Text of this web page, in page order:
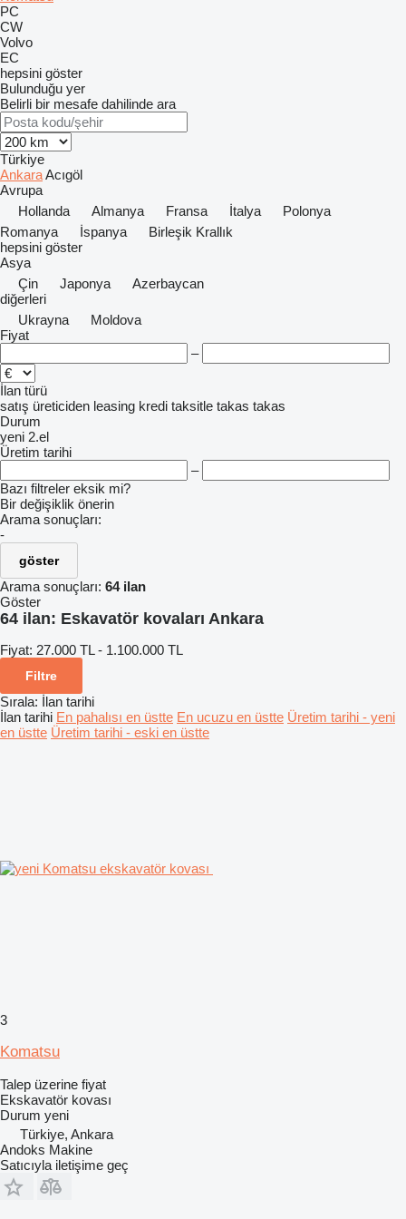
PC
CW
Volvo
EC
hepsini göster
Bulunduğu yer
Belirli bir mesafe dahilinde ara
Türkiye
AnkaraAcıgöl
Avrupa
Hollanda
Almanya Fransa İtalya
Polonya
Romanya
İspanya
Birleşik Krallık
hepsini göster
Asya
Çin
Japonya
Azerbaycan
diğerleri
Ukrayna
Moldova
Fiyat
–
İlan türü
satış üreticiden leasing kredi taksitle takas takas
Durum
yeni 2.el
Üretim tarihi
–
Bazı filtreler eksik mi?
Bir değişiklik önerin
Arama sonuçları:
-
göster
Arama sonuçları: 64 ilan
Göster
64 ilan: Eskavatör kovaları Ankara
Fiyat: 27.000 TL - 1.100.000 TL
Filtre
Sırala: İlan tarihi
İlan tarihi En pahalısı en üstte En ucuzu en üstte Üretim tarihi - yeni
en üstte Üretim tarihi - eski en üstte
3
Komatsu
Talep üzerine fiyat
Ekskavatör kovası
Durum yeni
Türkiye, Ankara
Andoks Makine
Satıcıyla iletişime geç